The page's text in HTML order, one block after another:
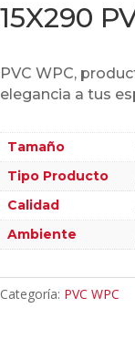
15X290
PVC WPC,
elegancia a tus
Tamaño
Tipo Producto
Calidad
Ambiente
Categoría: PVC WPC